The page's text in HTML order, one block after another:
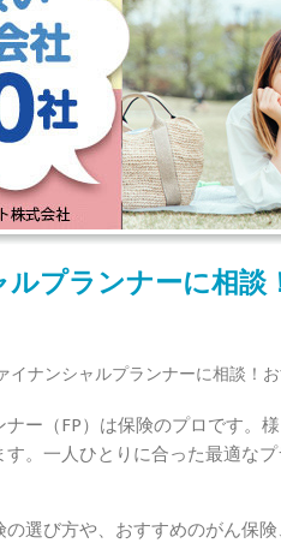
プランナーに相
イナンシャルプランナーに相談！
ー（FP）は保険のプロです。
す。一人ひとりに合った最適な
選び方や、おすすめのがん保